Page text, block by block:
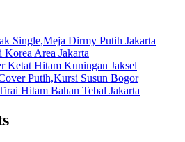
Single,Meja Dirmy Putih Jakarta
Area Jakarta
Ketat Hitam Kuningan Jaksel
Putih,Kursi Susun Bogor
Hitam Bahan Tebal Jakarta